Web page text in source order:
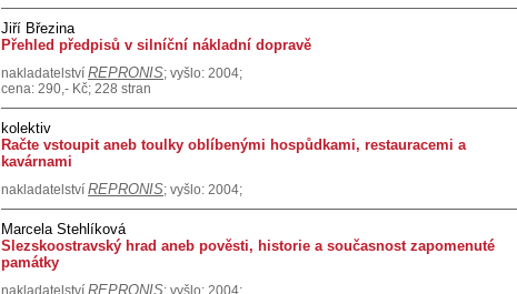
Jiří Březina
Přehled předpisů v silníční nákladní dopravě
nakladatelství REPRONIS; vyšlo: 2004;
cena: 290,- Kč; 228 stran
kolektiv
Račte vstoupit aneb toulky oblíbenými hospůdkami, restauracemi a
kavárnami
nakladatelství REPRONIS; vyšlo: 2004;
Marcela Stehlíková
Slezskoostravský hrad aneb pověsti, historie a současnost zapomenuté
památky
nakladatelství REPRONIS; vyšlo: 2004;